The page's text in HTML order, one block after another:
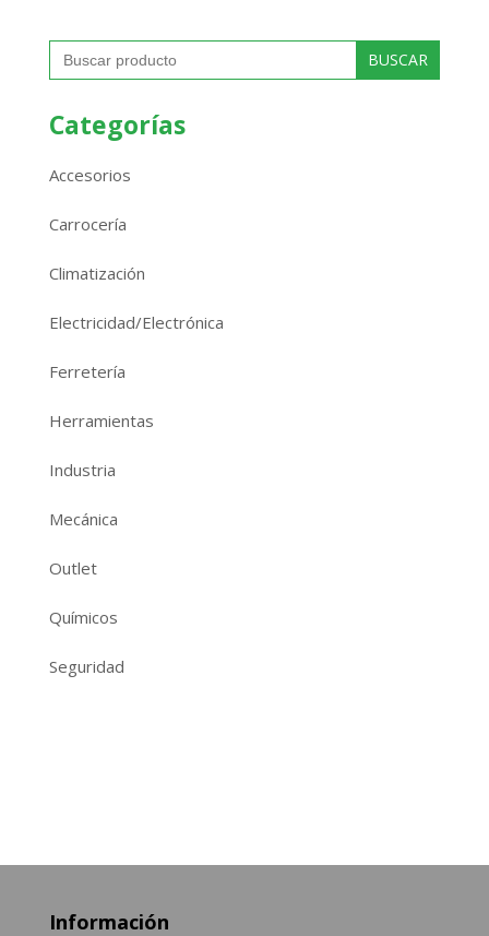
Buscar:
Categorías
Accesorios
Carrocería
Climatización
Electricidad/Electrónica
Ferretería
Herramientas
Industria
Mecánica
Outlet
Químicos
Seguridad
Información